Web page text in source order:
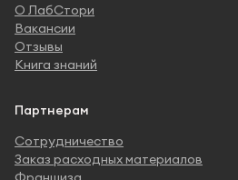
О ЛабСтори
Вакансии
Отзывы
Книга знаний
Партнерам
Сотрудничество
Заказ расходных материалов